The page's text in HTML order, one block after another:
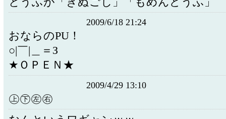
2009/6/18 21:24
おならのPU！
○|￣|＿＝З
★ＯＰＥＮ★
2009/4/29 13:10
㊤㊦㊧㊨